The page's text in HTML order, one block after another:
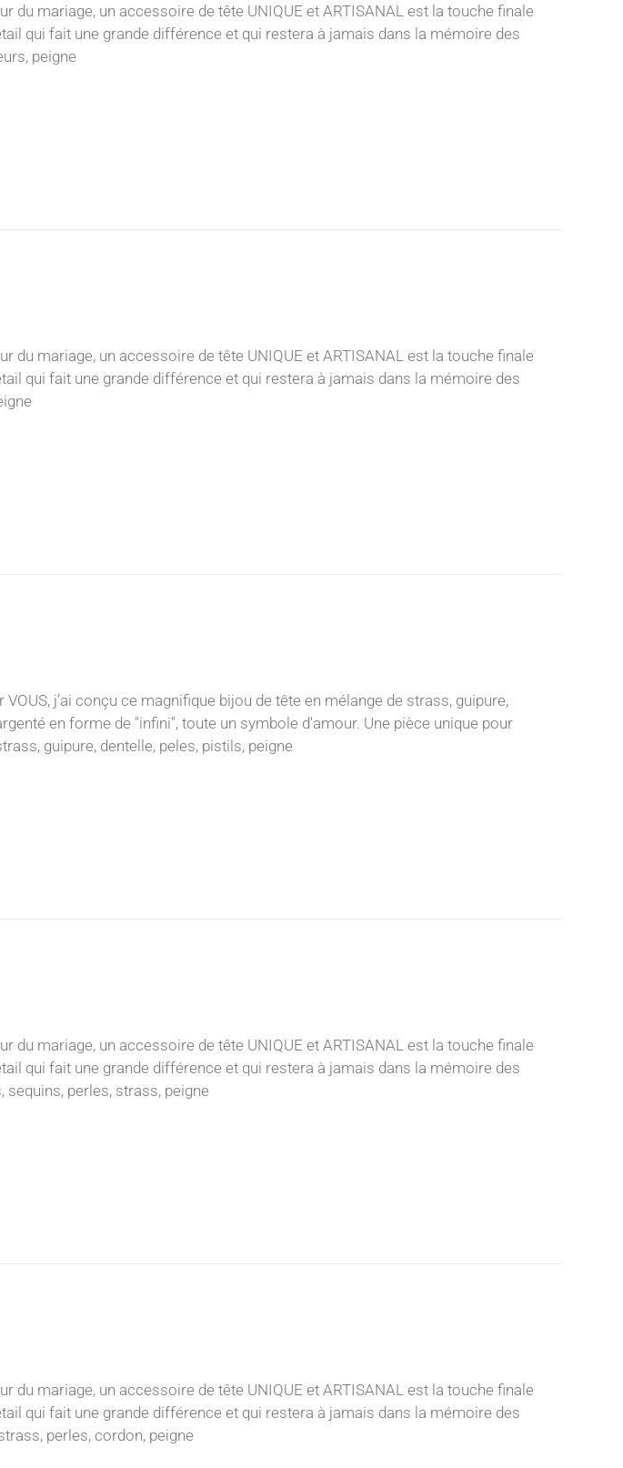
du mariage, un accessoire de tête UNIQUE et ARTISANAL est la touche finale
qui fait une grande différence et qui restera à jamais dans la mémoire des
peigne
du mariage, un accessoire de tête UNIQUE et ARTISANAL est la touche finale
qui fait une grande différence et qui restera à jamais dans la mémoire des
j’ai conçu ce magnifique bijou de tête en mélange de strass, guipure,
en forme de "infini", toute un symbole d'amour. Une pièce unique pour
guipure, dentelle, peles, pistils, peigne
du mariage, un accessoire de tête UNIQUE et ARTISANAL est la touche finale
qui fait une grande différence et qui restera à jamais dans la mémoire des
perles, strass, peigne
du mariage, un accessoire de tête UNIQUE et ARTISANAL est la touche finale
qui fait une grande différence et qui restera à jamais dans la mémoire des
perles, cordon, peigne